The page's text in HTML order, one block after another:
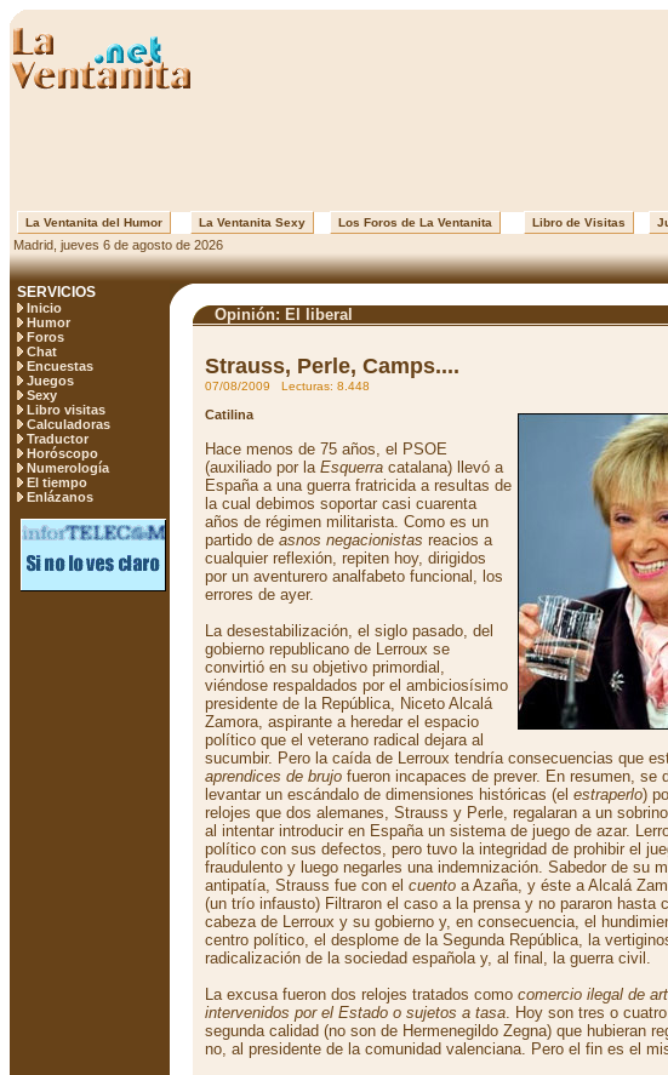
La Ventanita del Humor La Ventanita Sexy Los Foros de La Ventanita Libro de Visitas
Madrid, jueves 6 de agosto de 2026
SERVICIOS
Inicio
Humor
Foros
Chat
Encuestas
Juegos
Sexy
Libro visitas
Calculadoras
Traductor
Horóscopo
Numerología
El tiempo
Enlázanos
Opinión: El liberal
Strauss, Perle, Camps....
07/08/2009 Lecturas: 8.448
Catilina
Hace menos de 75 años, el PSOE
(auxiliado por la Esquerra catalana) llevó a
España a una guerra fratricida a resultas de
la cual debimos soportar casi cuarenta
años de régimen militarista. Como es un
partido de asnos negacionistas reacios a
cualquier reflexión, repiten hoy, dirigidos
por un aventurero analfabeto funcional, los
errores de ayer.
La desestabilización, el siglo pasado, del
gobierno republicano de Lerroux se
convirtió en su objetivo primordial,
viéndose respaldados por el ambiciosísimo
presidente de la República, Niceto Alcalá
Zamora, aspirante a heredar el espacio
político que el veterano radical dejara al
sucumbir. Pero la caída de Lerroux tendría consecuencias que
aprendices de brujo fueron incapaces de prever. En resumen, se
levantar un escándalo de dimensiones históricas (el estraperlo)
relojes que dos alemanes, Strauss y Perle, regalaran a un
al intentar introducir en España un sistema de juego de azar.
político con sus defectos, pero tuvo la integridad de prohibir el
fraudulento y luego negarles una indemnización. Sabedor de su
antipatía, Strauss fue con el cuento a Azaña, y éste a Alcalá
(un trío infausto) Filtraron el caso a la prensa y no pararon hasta
cabeza de Lerroux y su gobierno y, en consecuencia, el
centro político, el desplome de la Segunda República, la
radicalización de la sociedad española y, al final, la guerra civil.
La excusa fueron dos relojes tratados como comercio ilegal de
intervenidos por el Estado o sujetos a tasa. Hoy son tres o
segunda calidad (no son de Hermenegildo Zegna) que hubieran
no, al presidente de la comunidad valenciana. Pero el fin es el